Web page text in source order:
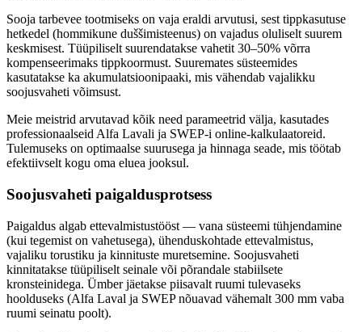
Sooja tarbevee tootmiseks on vaja eraldi arvutusi, sest tippkasutuse
hetkedel (hommikune duššimisteenus) on vajadus oluliselt suurem
keskmisest. Tüüpiliselt suurendatakse vahetit 30–50% võrra
kompenseerimaks tippkoormust. Suuremates süsteemides
kasutatakse ka akumulatsioonipaaki, mis vähendab vajalikku
soojusvaheti võimsust.
Meie meistrid arvutavad kõik need parameetrid välja, kasutades
professionaalseid Alfa Lavali ja SWEP-i online-kalkulaatoreid.
Tulemuseks on optimaalse suurusega ja hinnaga seade, mis töötab
efektiivselt kogu oma eluea jooksul.
Soojusvaheti paigaldusprotsess
Paigaldus algab ettevalmistustööst — vana süsteemi tühjendamine
(kui tegemist on vahetusega), ühenduskohtade ettevalmistus,
vajaliku torustiku ja kinnituste muretsemine. Soojusvaheti
kinnitatakse tüüpiliselt seinale või põrandale stabiilsete
kronsteinidega. Ümber jäetakse piisavalt ruumi tulevaseks
hoolduseks (Alfa Laval ja SWEP nõuavad vähemalt 300 mm vaba
ruumi seinatu poolt).